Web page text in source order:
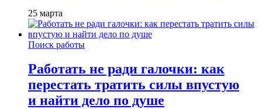
25 марта
Поиск работы
Работать не ради галочки: как
перестать тратить силы впустую
и найти дело по душе